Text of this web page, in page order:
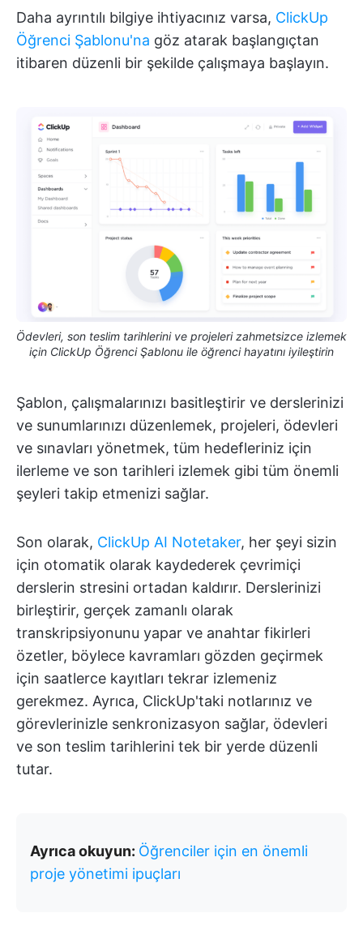
Daha ayrıntılı bilgiye ihtiyacınız varsa, ClickUp
Öğrenci Şablonu'na göz atarak başlangıçtan
itibaren düzenli bir şekilde çalışmaya başlayın.
Ödevleri, son teslim tarihlerini ve projeleri zahmetsizce izlemek
için ClickUp Öğrenci Şablonu ile öğrenci hayatını iyileştirin
Şablon, çalışmalarınızı basitleştirir ve derslerinizi
ve sunumlarınızı düzenlemek, projeleri, ödevleri
ve sınavları yönetmek, tüm hedefleriniz için
ilerleme ve son tarihleri izlemek gibi tüm önemli
şeyleri takip etmenizi sağlar.
Son olarak, ClickUp AI Notetaker, her şeyi sizin
için otomatik olarak kaydederek çevrimiçi
derslerin stresini ortadan kaldırır. Derslerinizi
birleştirir, gerçek zamanlı olarak
transkripsiyonunu yapar ve anahtar fikirleri
özetler, böylece kavramları gözden geçirmek
için saatlerce kayıtları tekrar izlemeniz
gerekmez. Ayrıca, ClickUp'taki notlarınız ve
görevlerinizle senkronizasyon sağlar, ödevleri
ve son teslim tarihlerini tek bir yerde düzenli
tutar.
Ayrıca okuyun: Öğrenciler için en önemli
proje yönetimi ipuçları